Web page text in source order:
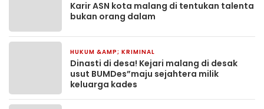
Karir ASN kota malang di tentukan talenta
bukan orang dalam
HUKUM &AMP; KRIMINAL
Dinasti di desa! Kejari malang di desak
usut BUMDes”maju sejahtera milik
keluarga kades